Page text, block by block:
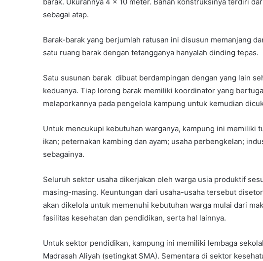
sebagai atap.
Barak-barak yang berjumlah ratusan ini disusun memanjang
satu ruang barak dengan tetangganya hanyalah dinding tepas.
Satu susunan barak dibuat berdampingan dengan yang lain
keduanya. Tiap lorong barak memiliki koordinator yang
melaporkannya pada pengelola kampung untuk kemudian
Untuk mencukupi kebutuhan warganya, kampung ini memiliki
ikan; peternakan kambing dan ayam; usaha perbengkelan;
sebagainya.
Seluruh sektor usaha dikerjakan oleh warga usia produktif
masing-masing. Keuntungan dari usaha-usaha tersebut
akan dikelola untuk memenuhi kebutuhan warga mulai dari
fasilitas kesehatan dan pendidikan, serta hal lainnya.
Untuk sektor pendidikan, kampung ini memiliki lembaga
Madrasah Aliyah (setingkat SMA). Sementara di sektor